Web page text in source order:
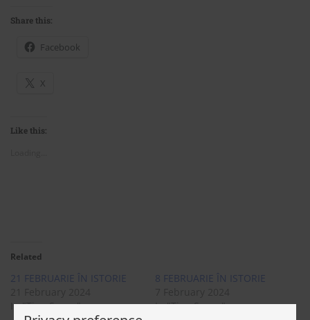
Share this:
Facebook
X
Like this:
Related
21 FEBRUARIE ÎN ISTORIE
In "TimeScope"
8 FEBRUARIE ÎN ISTORIE
In "TimeScope"